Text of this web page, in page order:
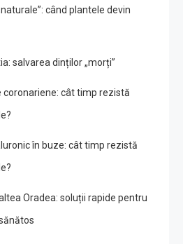
când plantele devin
salvarea dinților „morți”
coronariene: cât timp rezistă
în buze: cât timp rezistă
Oradea: soluții rapide pentru